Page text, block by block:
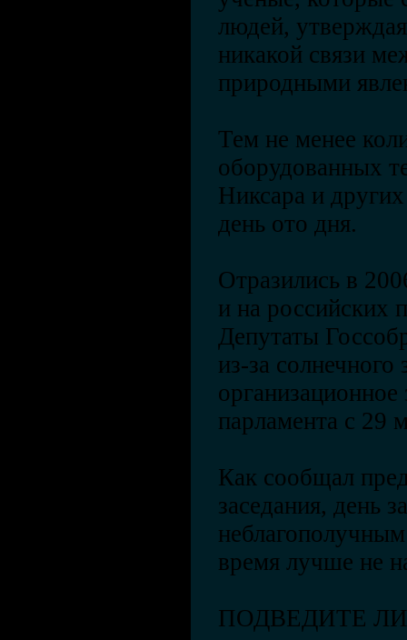
людей,
никакой связи
природными
Тем не менее
оборудованных
Никсара и
день ото дня.
Отразились в
и на российских
Депутаты
из-за солнечного
организационное
парламента с 29
Как сообщал
заседания, день
время лучше не
ПОДВЕДИТЕ